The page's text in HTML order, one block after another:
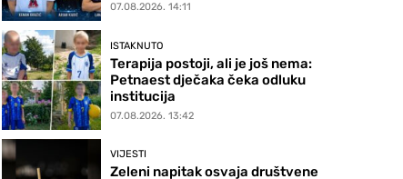
07.08.2026. 14:11
ISTAKNUTO
Terapija postoji, ali je još nema:
Petnaest dječaka čeka odluku
institucija
07.08.2026. 13:42
VIJESTI
Zeleni napitak osvaja društvene